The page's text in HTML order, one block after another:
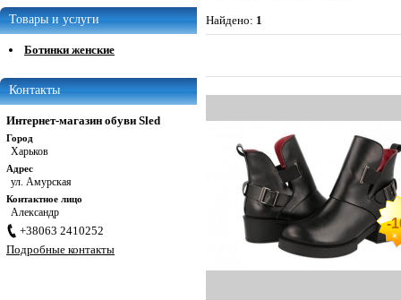
Товары и услуги
Ботинки женские
Контакты
Интернет-магазин обуви Sled
Город
Харьков
Адрес
ул. Амурская
Контактное лицо
Александр
+38063 2410252
Подробные контакты
Найдено: 1
-